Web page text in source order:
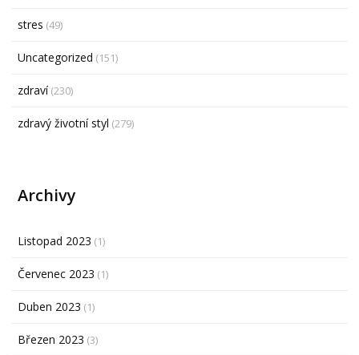
stres (49)
Uncategorized (151)
zdraví(230)
zdravý životní styl (279)
Archivy
Listopad 2023 (1)
Červenec 2023 (1)
Duben 2023 (1)
Březen 2023 (3)